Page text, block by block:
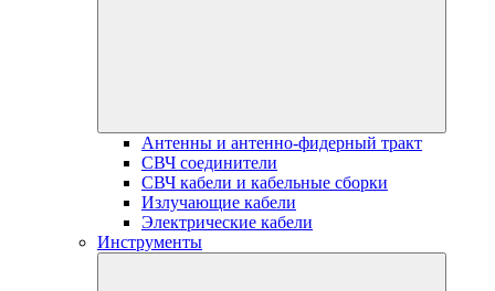
Антенны и антенно-фидерный тракт
СВЧ соединители
СВЧ кабели и кабельные сборки
Излучающие кабели
Электрические кабели
Инструменты